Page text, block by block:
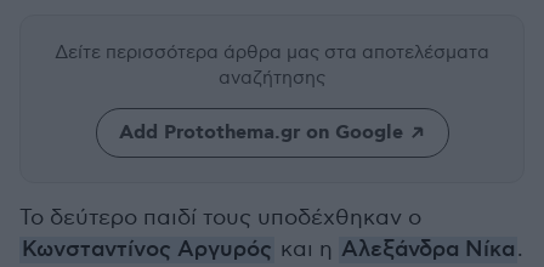
Δείτε περισσότερα άρθρα μας στα αποτελέσματα
αναζήτησης
Add Protothema.gr on Google
Το δεύτερο παιδί τους υποδέχθηκαν ο
Κωνσταντίνος Αργυρός και η Αλεξάνδρα Νίκα.